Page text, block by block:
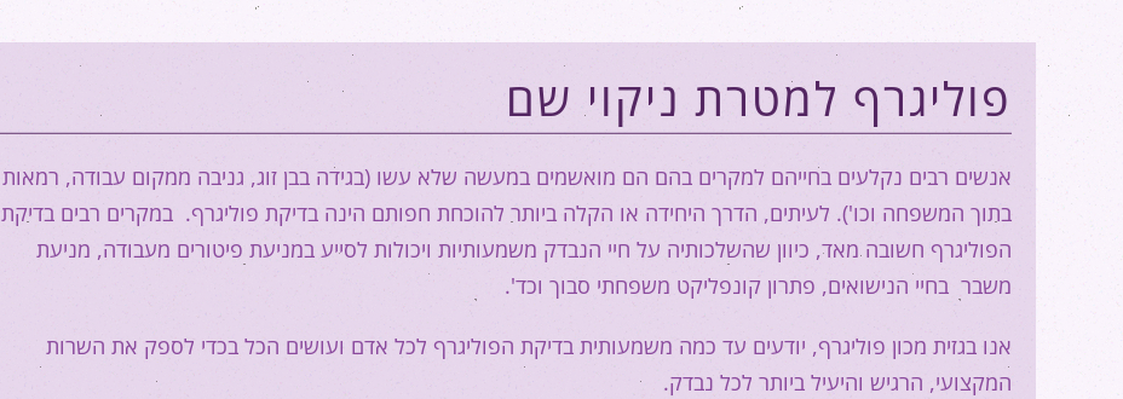
פוליגרף למטרת ניקוי שם
אנשים רבים נקלעים בחייהם למקרים בהם הם מואשמים במעשה שלא עשו (בגידה בבן זוג, גניבה ממקום עבודה, רמאות
בתוך המשפחה וכו'). לעיתים, הדרך היחידה או הקלה ביותר להוכחת חפותם הינה בדיקת פוליגרף. במקרים רבים בדיקת
הפוליגרף חשובה מאד, כיוון שהשלכותיה על חיי הנבדק משמעותיות ויכולות לסייע במניעת פיטורים מעבודה, מניעת
משבר בחיי הנישואים, פתרון קונפליקט משפחתי סבוך וכד'.
אנו בגזית מכון פוליגרף, יודעים עד כמה משמעותית בדיקת הפוליגרף לכל אדם ועושים הכל בכדי לספק את השרות
המקצועי, הרגיש והיעיל ביותר לכל נבדק.